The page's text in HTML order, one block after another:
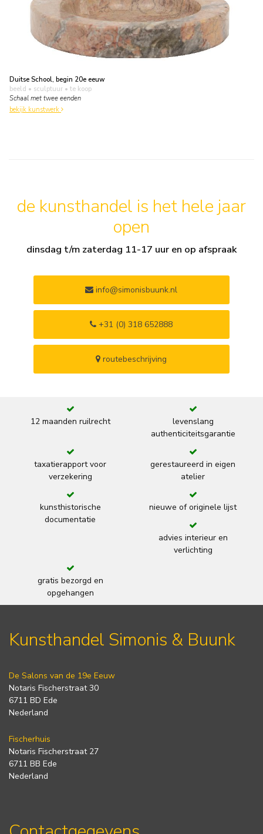
Duitse School, begin 20e eeuw
beeld • sculptuur • te koop
Schaal met twee eenden
bekijk kunstwerk
de kunsthandel is het hele jaar
open
dinsdag t/m zaterdag 11-17 uur en op afspraak
info@simonisbuunk.nl
+31 (0) 318 652888
routebeschrijving
12 maanden ruilrecht
levenslang
authenticiteitsgarantie
taxatierapport voor
verzekering
gerestaureerd in eigen
atelier
kunsthistorische
documentatie
nieuwe of originele lijst
advies interieur en
verlichting
gratis bezorgd en
opgehangen
Kunsthandel Simonis & Buunk
De Salons van de 19e Eeuw
Notaris Fischerstraat 30
6711 BD Ede
Nederland
Fischerhuis
Notaris Fischerstraat 27
6711 BB Ede
Nederland